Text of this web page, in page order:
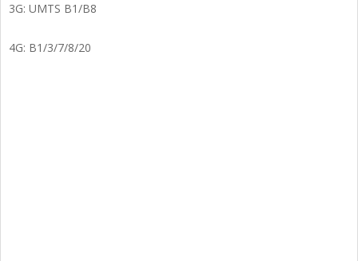
3G: UMTS B1/B8
4G: B1/3/7/8/20